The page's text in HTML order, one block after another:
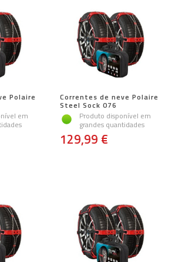
Polaire
em
Correntes de neve Polaire
Steel Sock 076
Produto disponível em
grandes quantidades
129,99 €